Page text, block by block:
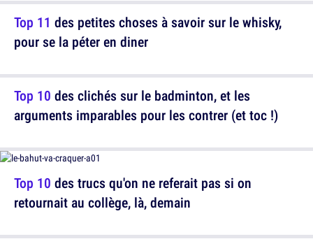
Top 10 des clichés sur le badminton, et les
arguments imparables pour les contrer (et toc !)
Top 11 des petites choses à savoir sur le whisky,
pour se la péter en diner
Top 10 des trucs qu'on ne referait pas si on
retournait au collège, là, demain